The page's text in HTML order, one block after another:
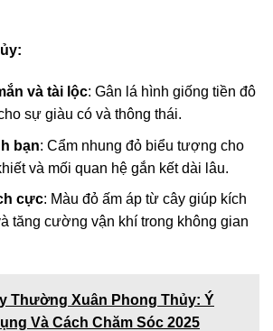
và tài lộc: Gân lá hình giống tiền đô
sự giàu có và thông thái.
bạn: Cẩm nhung đỏ biểu tượng cho
và mối quan hệ gắn kết dài lâu.
cực: Màu đỏ ấm áp từ cây giúp kích
tăng cường vận khí trong không gian
Thường Xuân Phong Thủy: Ý
Và Cách Chăm Sóc 2025